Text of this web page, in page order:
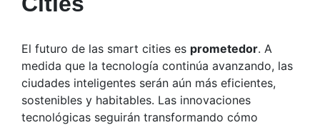
El futuro de las smart cities es prometedor. A
medida que la tecnología continúa avanzando, las
ciudades inteligentes serán aún más eficientes,
sostenibles y habitables. Las innovaciones
tecnológicas seguirán transformando cómo